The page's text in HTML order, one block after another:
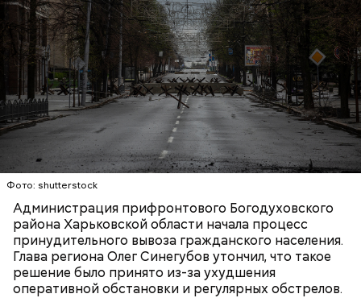
Фото: shutterstock
Администрация прифронтового Богодуховского
района Харьковской области начала процесс
принудительного вывоза гражданского населения.
Глава региона Олег Синегубов утончил, что такое
решение было принято из-за ухудшения
оперативной обстановки и регулярных обстрелов.
К тому же здесь водятся редкие виды животных и
других растений, которых в мире больше нигде не
встретить. На Сокотре также есть горы,
известняковое плато и прибрежные равнины,
которые дополняют «внеземную» атмосферу.
Google. Он родился в еврейской семье в Москве в
1973 году. Его отец был математиком, окончившим
МГУ, а мать была научным сотрудником в
Институте нефти и газа. Когда Сергею было шесть
лет, семья иммигрировала в США.